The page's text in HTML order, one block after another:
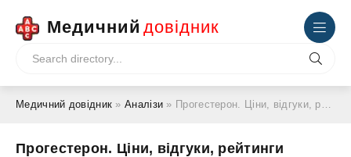
Медичний довідник
Медичний довідник »Аналізи » Прогестерон. Ціни, відгуки, рейтинги
Прогестерон. Ціни, відгуки, рейтинги